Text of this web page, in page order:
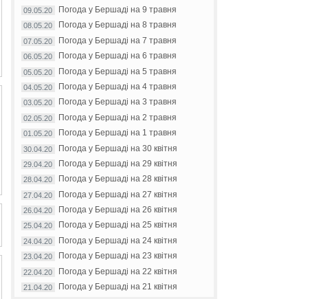
09.05.20 Погода у Бершаді на 9 травня
08.05.20 Погода у Бершаді на 8 травня
07.05.20 Погода у Бершаді на 7 травня
06.05.20 Погода у Бершаді на 6 травня
05.05.20 Погода у Бершаді на 5 травня
04.05.20 Погода у Бершаді на 4 травня
03.05.20 Погода у Бершаді на 3 травня
02.05.20 Погода у Бершаді на 2 травня
01.05.20 Погода у Бершаді на 1 травня
30.04.20 Погода у Бершаді на 30 квітня
29.04.20 Погода у Бершаді на 29 квітня
28.04.20 Погода у Бершаді на 28 квітня
27.04.20 Погода у Бершаді на 27 квітня
26.04.20 Погода у Бершаді на 26 квітня
25.04.20 Погода у Бершаді на 25 квітня
24.04.20 Погода у Бершаді на 24 квітня
23.04.20 Погода у Бершаді на 23 квітня
22.04.20 Погода у Бершаді на 22 квітня
21.04.20 Погода у Бершаді на 21 квітня